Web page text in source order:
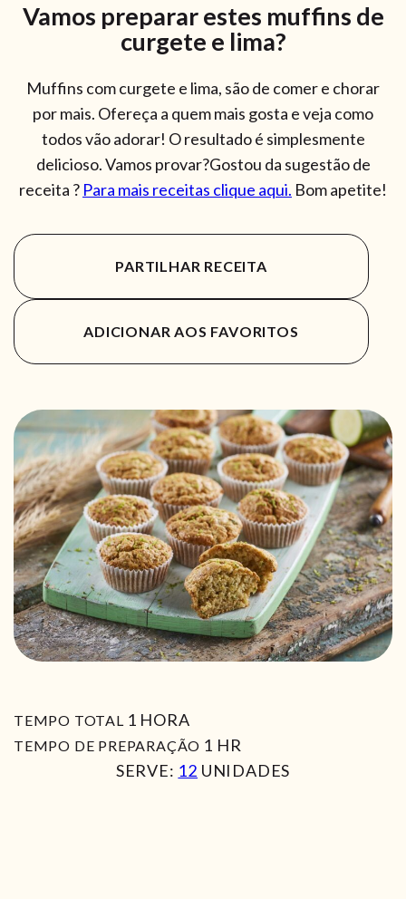
Vamos preparar estes muffins de
curgete e lima?
Muffins com curgete e lima, são de comer e chorar
por mais. Ofereça a quem mais gosta e veja como
todos vão adorar! O resultado é simplesmente
delicioso. Vamos provar?Gostou da sugestão de
receita ? Para mais receitas clique aqui. Bom apetite!
PARTILHAR RECEITA
ADICIONAR AOS FAVORITOS
TEMPO TOTAL 1 HORA
HORA
TEMPO DE PREPARAÇÃO 1 HORA
HR
SERVE: 12 UNIDADES